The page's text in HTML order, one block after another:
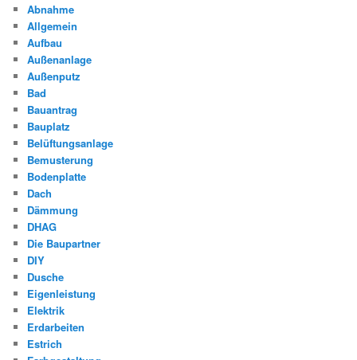
Abnahme
Allgemein
Aufbau
Außenanlage
Außenputz
Bad
Bauantrag
Bauplatz
Belüftungsanlage
Bemusterung
Bodenplatte
Dach
Dämmung
DHAG
Die Baupartner
DIY
Dusche
Eigenleistung
Elektrik
Erdarbeiten
Estrich